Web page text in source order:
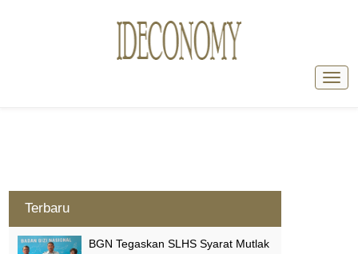
Terbaru
BGN Tegaskan SLHS Syarat Mutlak